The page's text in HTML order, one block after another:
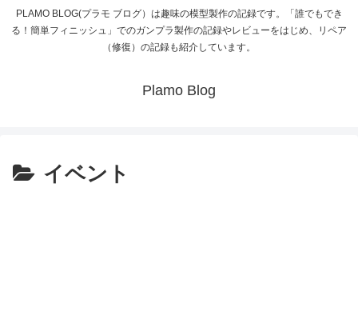
PLAMO BLOG(プラモ ブログ）は趣味の模型製作の記録です。「誰でもでき
る！簡単フィニッシュ」でのガンプラ製作の記録やレビューをはじめ、リペア
（修復）の記録も紹介しています。
Plamo Blog
イベント